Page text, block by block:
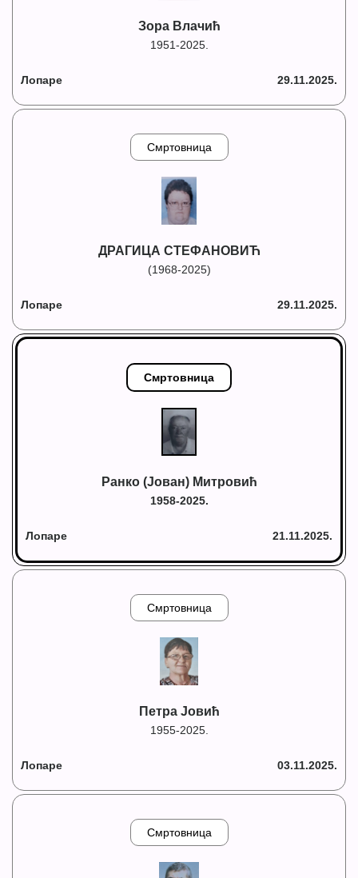
Зора Влачић
1951-2025.
Лопаре 29.11.2025.
Смртовница
ДРАГИЦА СТЕФАНОВИЋ
(1968-2025)
Лопаре 29.11.2025.
Смртовница
Ранко (Јован) Митровић
1958-2025.
Лопаре 21.11.2025.
Смртовница
Петра Јовић
1955-2025.
Лопаре 03.11.2025.
Смртовница